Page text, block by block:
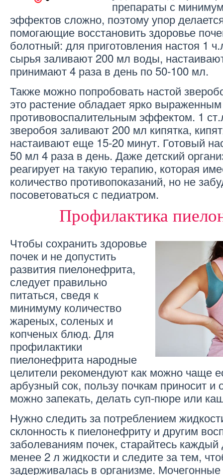
препараты с
эффектов сложно, поэтому упор
помогающие восстановить здоровье
болотный: для приготовления настоя 1
сырья заливают 200 мл воды,
принимают 4 раза в день по 50-100 мл.
Также можно попробовать настой
это растение обладает ярко выраженным
противовоспалительным эффектом. 1
зверобоя заливают 200 мл кипятка,
настаивают еще 15-20 минут. Готовый
50 мл 4 раза в день. Даже детский
реагирует на такую терапию, которая
количество противопоказаний, но не
посоветоваться с педиатром.
Профилактика
Чтобы сохранить здоровье
почек и не допустить
развития пиелонефрита,
следует правильно
питаться, сведя к
минимуму количество
жареных, соленых и
копченых блюд. Для
профилактики
пиелонефрита народные
целители рекомендуют как можно чаще
арбузный сок, пользу почкам приносит
можно запекать, делать суп-пюре или
Нужно следить за потреблением
склонность к пиелонефриту и другим
заболеваниям почек, старайтесь
менее 2 л жидкости и следите за тем,
задерживалась в организме.